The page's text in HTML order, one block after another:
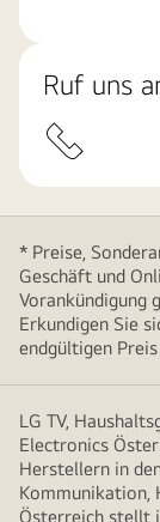
Ruf uns
* Preise,
Geschäft und
Vorankündigung
Erkundigen Sie
endgültigen
LG TV,
Electronics
Herstellern in
Kommunikation,
Österreich stellt